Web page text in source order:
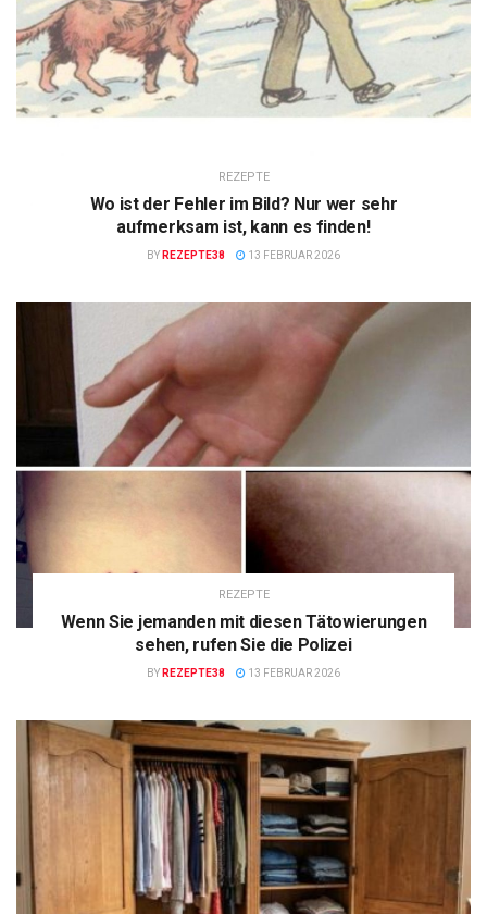
REZEPTE
Wo ist der Fehler im Bild? Nur wer sehr
aufmerksam ist, kann es finden!
BY REZEPTE38 13 FEBRUAR 2026
REZEPTE
Wenn Sie jemanden mit diesen Tätowierungen
sehen, rufen Sie die Polizei
BY REZEPTE38 13 FEBRUAR 2026